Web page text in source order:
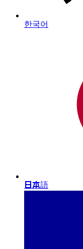
한국어
日本語